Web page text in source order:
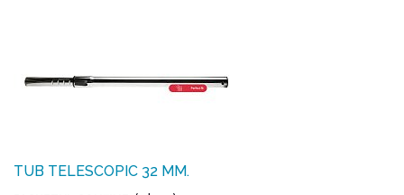
TUB TELESCOPIC 32 MM.